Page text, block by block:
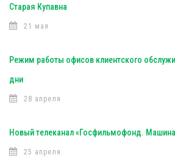
Старая Купавна
21 мая
Режим работы офисов клиентского
дни
28 апреля
Новый телеканал «Госфильмофонд.
25 апреля